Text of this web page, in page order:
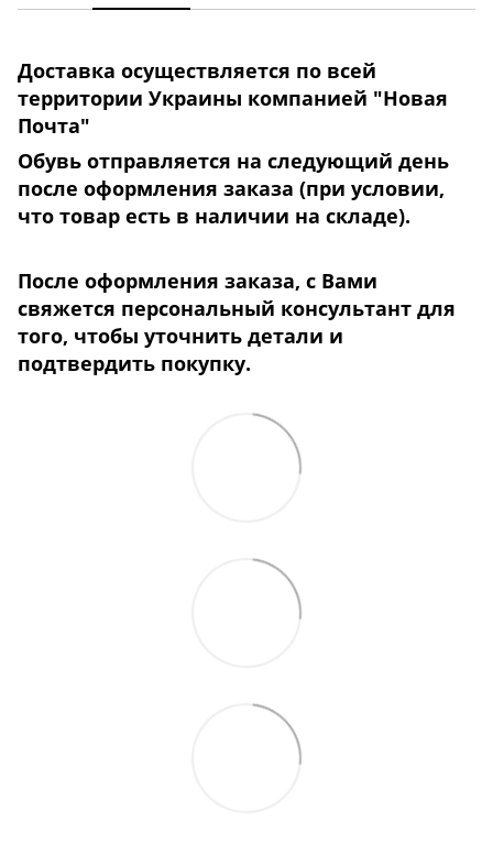
Доставка осуществляется по всей
территории Украины компанией "Новая
Почта"
Обувь отправляется на следующий день
после оформления заказа (при условии,
что товар есть в наличии на складе).
После оформления заказа, с Вами
свяжется персональный консультант для
того, чтобы уточнить детали и
подтвердить покупку.